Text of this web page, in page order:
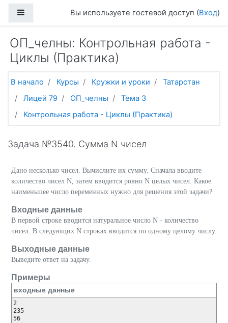
Боковая панельВы используете гостевой доступ (Вход)
ОП_челны: Контрольная работа -
Циклы (Практика)
В начало Курсы Кружки и уроки
Татарстан
Лицей 79
ОП_челны
Тема 3
Контрольная работа - Циклы (Практика)
Задача №3540. Сумма N чисел
Дано несколько чисел. Вычислите их сумму. Сначала вводите
количество чисел N, затем вводится ровно N целых чисел. Какое
наименьшее число переменных нужно для решения этой задачи?
Входные данные
В первой строке вводится натуральное число N - количество
чисел. В следующих N строках вводится по одному целому числу.
Выходные данные
Выведите ответ на задачу.
Примеры
входные данные
2
235
56